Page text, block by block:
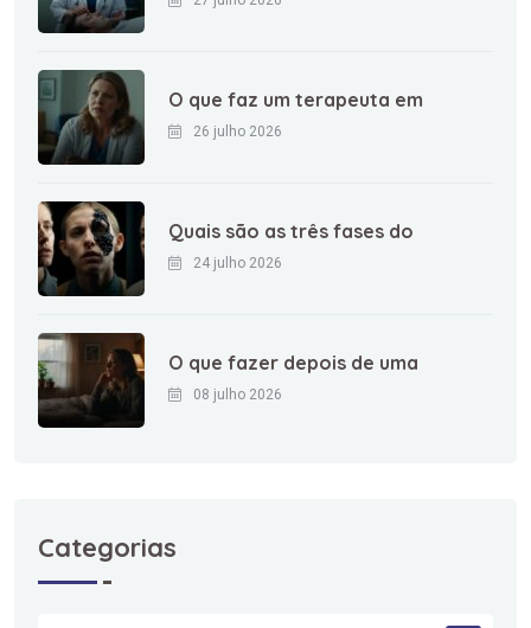
O que faz um terapeuta em
26 julho 2026
Quais são as três fases do
24 julho 2026
O que fazer depois de uma
08 julho 2026
Categorias